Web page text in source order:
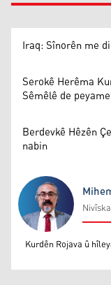
Iraq: Sînorên me
Serokê Herêma
Sêmêlê de
Berdevkê Hêzên
nabin
Mihemed Eli
Kurdên Rojava û